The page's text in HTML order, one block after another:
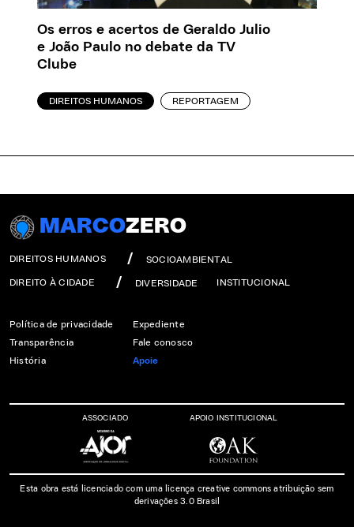
Os erros e acertos de Geraldo Julio
e João Paulo no debate da TV
Clube
DIREITOS HUMANOS REPORTAGEM
MARCOZERO
DIREITOS HUMANOS SOCIOAMBIENTAL
DIREITO À CIDADE DIVERSIDADE INSTITUCIONAL
Política de privacidade
Transparência
História
Expediente
Fale conosco
Apoie
ASSOCIADO APOIO INSTITUCIONAL
Esta obra está licenciado com uma licença creative commons atribuição sem
derivações 3.0 Brasil